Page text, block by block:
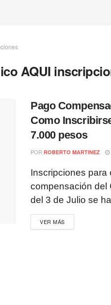
AQUI
Pago
Como
7.000 pesos
POR ROBERTO MARTINEZ
Inscripciones para
compensación del
del 3 de Julio se
VER MÁS